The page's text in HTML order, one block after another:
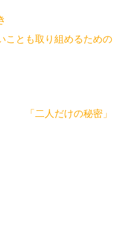
ことも取り組めるための
二人だけの秘密」